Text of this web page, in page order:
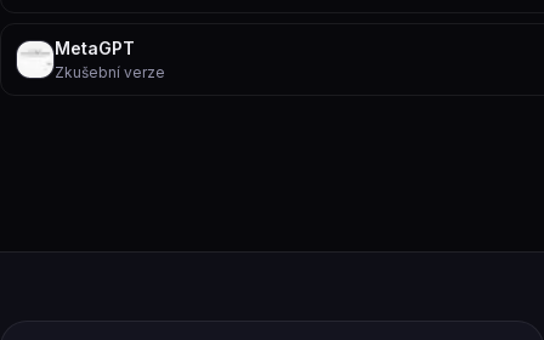
MetaGPT
Zkušební verze